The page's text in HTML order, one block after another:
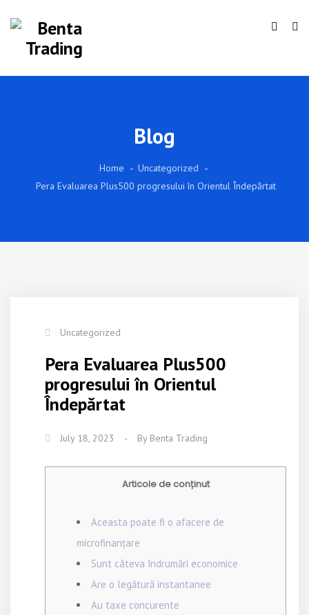
Blog
Home
Uncategorized
Pera Evaluarea Plus500 progresului în Orientul Îndepărtat
Uncategorized
Pera Evaluarea Plus500
progresului în Orientul
Îndepărtat
July 18, 2023 - By Benta Trading
Articole de conținut
Aceasta poate fi o afacere de
microfinanțare
Sunt câteva îndrumări economice
Are o legătură instantanee
Au taxe concurente